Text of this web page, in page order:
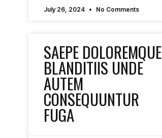
July 26, 2024 No Comments
SAEPE DOLOREMQUE
BLANDITIIS UNDE
AUTEM
CONSEQUUNTUR
FUGA